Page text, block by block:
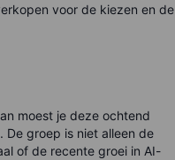
voor de kiezen en de
moest je deze ochtend
De groep is niet alleen de
of de recente groei in AI-